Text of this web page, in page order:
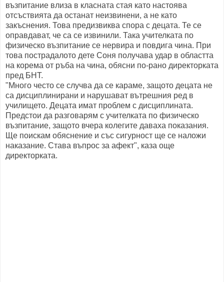
възпитание влиза в класната стая като настоява
отсъствията да останат неизвинени, а не като
закъснения. Това предизвиква спора с децата. Те се
оправдават, че са се извинили. Така учителката по
физическо възпитание се нервира и повдига чина. При
това пострадалото дете Соня получава удар в областта
на корема от ръба на чина, обясни по-рано директорката
пред БНТ.
"Много често се случва да се караме, защото децата не
са дисциплинирани и нарушават вътрешния ред в
училището. Децата имат проблем с дисциплината.
Предстои да разговарям с учителката по физическо
възпитание, защото вчера колегите даваха показания.
Ще поискам обяснение и със сигурност ще се наложи
наказание. Става въпрос за афект", каза още
директорката.